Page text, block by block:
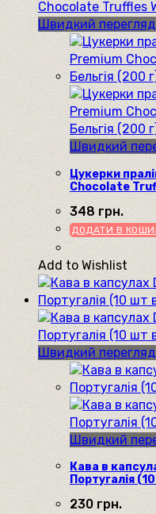
Швидкий перегляд
Швидкий
Цукерки
Chocolate
348 грн.
ДОДАТИ В
Add to Wishlist
Швидкий перегляд
Швидкий
Кава в
Португалія
230 грн.